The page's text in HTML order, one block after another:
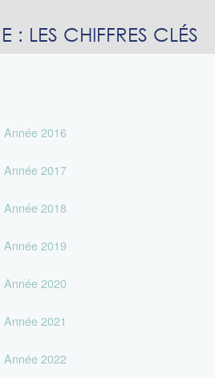
: LES CHIFFRES CLÉS
Année 2016
Année 2017
Année 2018
Année 2019
Année 2020
Année 2021
Année 2022